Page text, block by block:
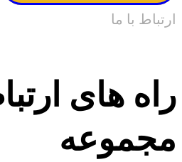
ارتباط با ما
راه های
مجموعه